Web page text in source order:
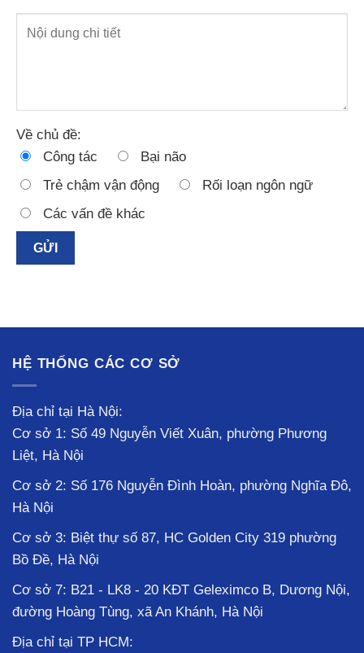
Về chủ đề:
Công tác
Bại não
Trẻ chậm vận động
Rối loạn ngôn ngữ
Các vấn đề khác
HỆ THỐNG CÁC CƠ SỞ
Địa chỉ tại Hà Nội:
Cơ sở 1: Số 49 Nguyễn Viết Xuân, phường Phương
Liệt, Hà Nội
Cơ sở 2: Số 176 Nguyễn Đình Hoàn, phường Nghĩa Đô,
Hà Nội
Cơ sở 3: Biệt thự số 87, HC Golden City 319 phường
Bồ Đề, Hà Nội
Cơ sở 7: B21 - LK8 - 20 KĐT Geleximco B, Dương Nội,
đường Hoàng Tùng, xã An Khánh, Hà Nội
Địa chỉ tại TP HCM: